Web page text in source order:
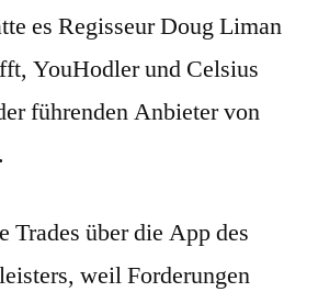
es Regisseur Doug Liman
YouHodler und Celsius
führenden Anbieter von
Trades über die App des
weil Forderungen